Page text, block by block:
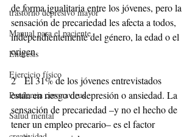
trastorno depresivo mayor
Manual para el paciente
Enuresis
Ejercicio físico
Pandemia coronavirus
Salud mental
de forma igualitaria entre los jóvenes, pero la
sensación de precariedad les afecta a todos,
independientemente del género, la edad o el
origen.
2   El 31% de los jóvenes entrevistados
están en riesgo de depresión o ansiedad. La
sensación de precariedad –y no el hecho de
tener un empleo precario– es el factor